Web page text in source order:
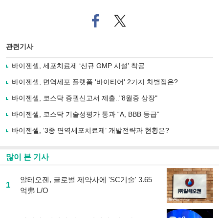
페
이
로
기
사
유
기
트위
터로
관련기사
바이젠셀, 세포치료제 ‘신규 GMP 시설’ 착공
바이젠셀, 면역세포 플랫폼 '바이티어' 2가지 차별점은?
바이젠셀, 코스닥 증권신고서 제출.."8월중 상장"
바이젠셀, 코스닥 기술성평가 통과 “A, BBB 등급”
바이젠셀, ‘3종 면역세포치료제’ 개발전략과 현황은?
많이 본 기사
1
알테오젠, 글로벌 제약사에 'SC기술' 3.65
억弗 L/O